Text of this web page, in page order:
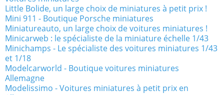
Little Bolide, un large choix de miniatures à petit prix !
Mini 911 - Boutique Porsche miniatures
Miniatureauto, un large choix de voitures miniatures !
Minicarweb : le spécialiste de la miniature échelle 1/43
Minichamps - Le spécialiste des voitures miniatures 1/43
et 1/18
Modelcarworld - Boutique voitures miniatures
Allemagne
Modelissimo - Voitures miniatures à petit prix en